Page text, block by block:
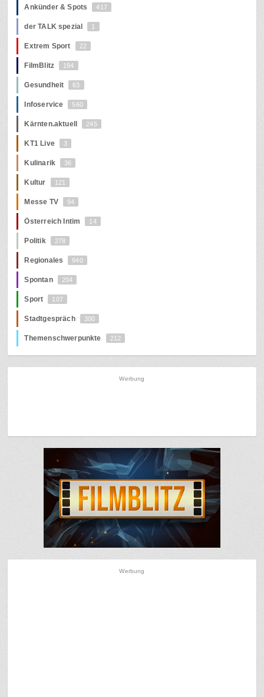
Ankünder & Spots 417
der TALK spezial 1
Extrem Sport 22
FilmBlitz 194
Gesundheit 63
Infoservice 560
Kärnten.aktuell 245
KT1 Live 3
Kulinarik 36
Kultur 121
Messe TV 94
Österreich Intim 14
Politik 278
Regionales 940
Spontan 204
Sport 107
Stadtgespräch 300
Themenschwerpunkte 212
Werbung
Werbung